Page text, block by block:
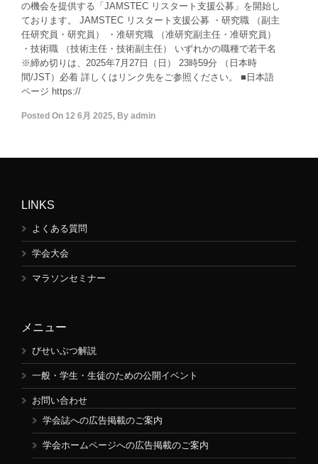
の機会を提供する「JAMSTEC リスタート支援公募」を開始し
ております。 JAMSTEC リスタート支援公募 ・研究職 （副主
任研究員・研究員） ・准研究職 （准研究副主任・准研究員）
・技術職 （技術主任・技術副主任） いずれかの職種で若干名
※締め切りは、2025年7月27日（日） 23時59分 （日本時
間/JST）必着 詳しくはリンク先をご参照ください。 ■日本語
ページ https://
Posted On 12 6月 2025, By admin
LINKS
よくある質問
学会大会
マラソンセミナー
メニュー
びせいぶつ解説
一般・学生・生徒のための公開イベント
お問い合わせ
学会誌への広告掲載のご案内
学会ホームページへの広告掲載のご案内